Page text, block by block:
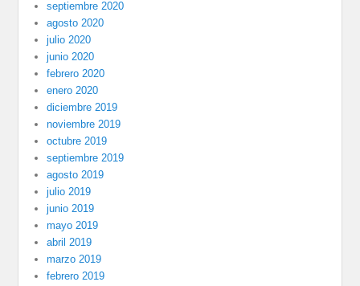
septiembre 2020
agosto 2020
julio 2020
junio 2020
febrero 2020
enero 2020
diciembre 2019
noviembre 2019
octubre 2019
septiembre 2019
agosto 2019
julio 2019
junio 2019
mayo 2019
abril 2019
marzo 2019
febrero 2019